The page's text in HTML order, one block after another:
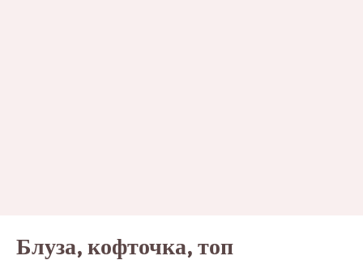
Блуза, кофточка, топ